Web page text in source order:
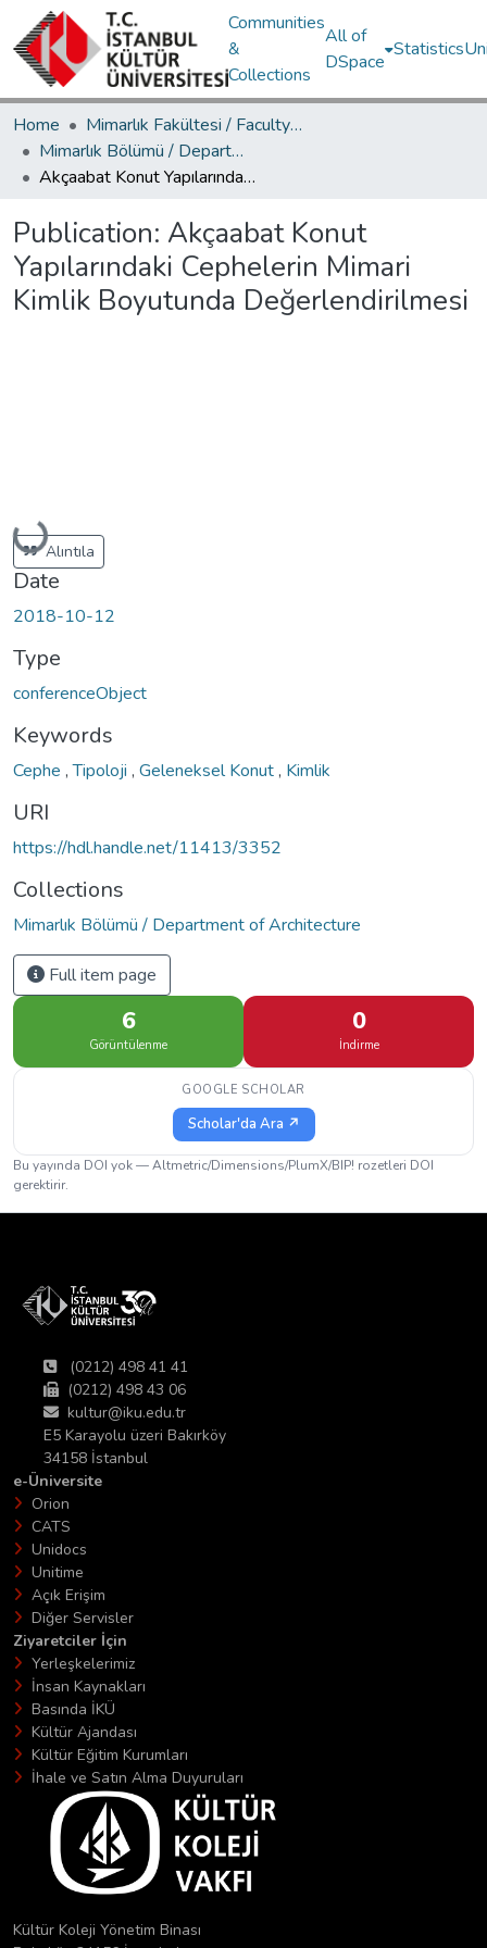
Communities
&
Collections
All of
DSpace
Statistics
Home
Mimarlık Fakültesi / Faculty of Architecture
Mimarlık Bölümü / Department of Architecture
Akçaabat Konut Yapılarındaki Cephelerin Mimari Kimlik Boyutunda Değerlendirilmesi
Publication: Akçaabat Konut
Yapılarındaki Cephelerin Mimari
Kimlik Boyutunda Değerlendirilmesi
Loading...
Alıntıla
Date
2018-10-12
Type
conferenceObject
Keywords
Cephe ,Tipoloji , Geleneksel Konut, Kimlik
URI
https://hdl.handle.net/11413/3352
Collections
Mimarlık Bölümü / Department of Architecture
Full item page
6
Görüntülenme
0
İndirme
GOOGLE SCHOLAR
Scholar'da Ara ↗
Bu yayında DOI yok — Altmetric/Dimensions/PlumX/BIP! rozetleri DOI
gerektirir.
(0212) 498 41 41
(0212) 498 43 06
kultur@iku.edu.tr
E5 Karayolu üzeri Bakırköy
34158 İstanbul
e-Üniversite
Orion
CATS
Unidocs
Unitime
Açık Erişim
Diğer Servisler
Ziyaretciler İçin
Yerleşkelerimiz
İnsan Kaynakları
Basında İKÜ
Kültür Ajandası
Kültür Eğitim Kurumları
İhale ve Satın Alma Duyuruları
Kültür Koleji Yönetim Binası